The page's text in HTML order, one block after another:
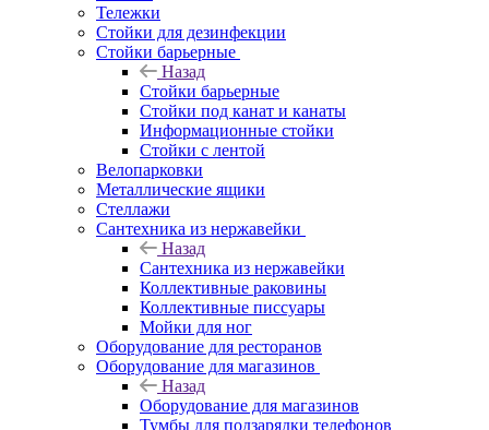
Тележки
Стойки для дезинфекции
Стойки барьерные
Назад
Стойки барьерные
Стойки под канат и канаты
Информационные стойки
Стойки с лентой
Велопарковки
Металлические ящики
Стеллажи
Сантехника из нержавейки
Назад
Сантехника из нержавейки
Коллективные раковины
Коллективные писсуары
Мойки для ног
Оборудование для ресторанов
Оборудование для магазинов
Назад
Оборудование для магазинов
Тумбы для подзарядки телефонов